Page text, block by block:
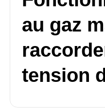
au gaz
tension